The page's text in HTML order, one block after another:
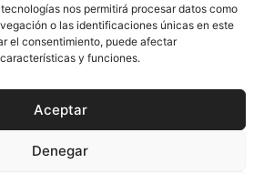
nos permitirá procesar datos como
o las identificaciones únicas en este
el consentimiento, puede afectar
y funciones.
Aceptar
Denegar
energética de tus
consigues mejorar en
y reduce tu consumo de